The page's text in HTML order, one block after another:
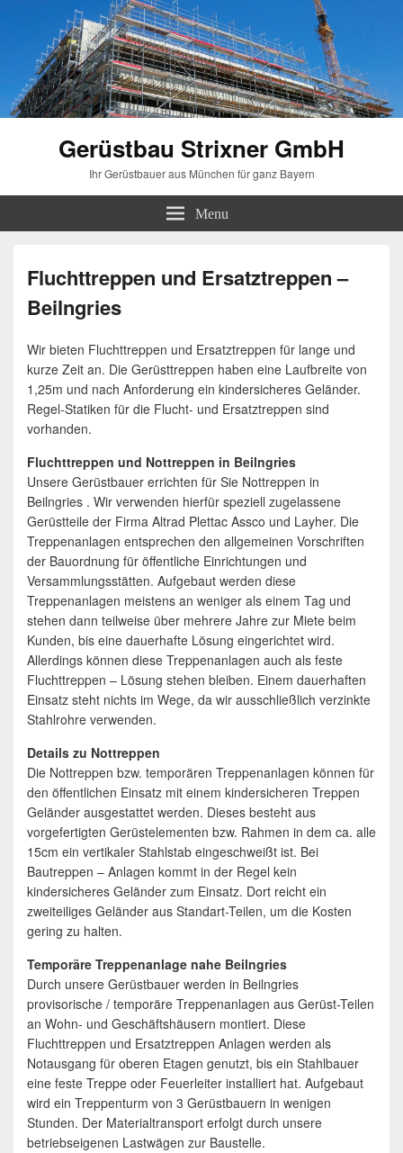
Gerüstbau Strixner GmbH
Ihr Gerüstbauer aus München für ganz Bayern
Menu
Fluchttreppen und Ersatztreppen –
Beilngries
Wir bieten Fluchttreppen und Ersatztreppen für lange und
kurze Zeit an. Die Gerüsttreppen haben eine Laufbreite von
1,25m und nach Anforderung ein kindersicheres Geländer.
Regel-Statiken für die Flucht- und Ersatztreppen sind
vorhanden.
Fluchttreppen und Nottreppen in Beilngries
Unsere Gerüstbauer errichten für Sie Nottreppen in
Beilngries . Wir verwenden hierfür speziell zugelassene
Gerüstteile der Firma Altrad Plettac Assco und Layher. Die
Treppenanlagen entsprechen den allgemeinen Vorschriften
der Bauordnung für öffentliche Einrichtungen und
Versammlungsstätten. Aufgebaut werden diese
Treppenanlagen meistens an weniger als einem Tag und
stehen dann teilweise über mehrere Jahre zur Miete beim
Kunden, bis eine dauerhafte Lösung eingerichtet wird.
Allerdings können diese Treppenanlagen auch als feste
Fluchttreppen – Lösung stehen bleiben. Einem dauerhaften
Einsatz steht nichts im Wege, da wir ausschließlich verzinkte
Stahlrohre verwenden.
Details zu Nottreppen
Die Nottreppen bzw. temporären Treppenanlagen können für
den öffentlichen Einsatz mit einem kindersicheren Treppen
Geländer ausgestattet werden. Dieses besteht aus
vorgefertigten Gerüstelementen bzw. Rahmen in dem ca. alle
15cm ein vertikaler Stahlstab eingeschweißt ist. Bei
Bautreppen – Anlagen kommt in der Regel kein
kindersicheres Geländer zum Einsatz. Dort reicht ein
zweiteiliges Geländer aus Standart-Teilen, um die Kosten
gering zu halten.
Temporäre Treppenanlage nahe Beilngries
Durch unsere Gerüstbauer werden in Beilngries
provisorische / temporäre Treppenanlagen aus Gerüst-Teilen
an Wohn- und Geschäftshäusern montiert. Diese
Fluchttreppen und Ersatztreppen Anlagen werden als
Notausgang für oberen Etagen genutzt, bis ein Stahlbauer
eine feste Treppe oder Feuerleiter installiert hat. Aufgebaut
wird ein Treppenturm von 3 Gerüstbauern in wenigen
Stunden. Der Materialtransport erfolgt durch unsere
betriebseigenen Lastwägen zur Baustelle.